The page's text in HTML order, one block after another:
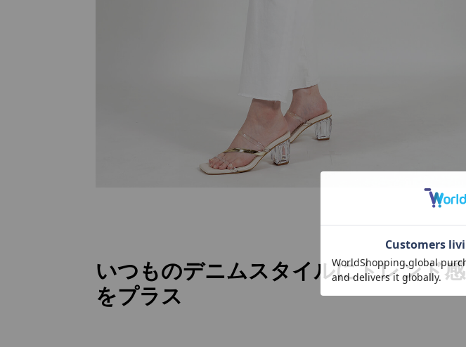
いつものデニムスタイルにトレンド感
をプラス